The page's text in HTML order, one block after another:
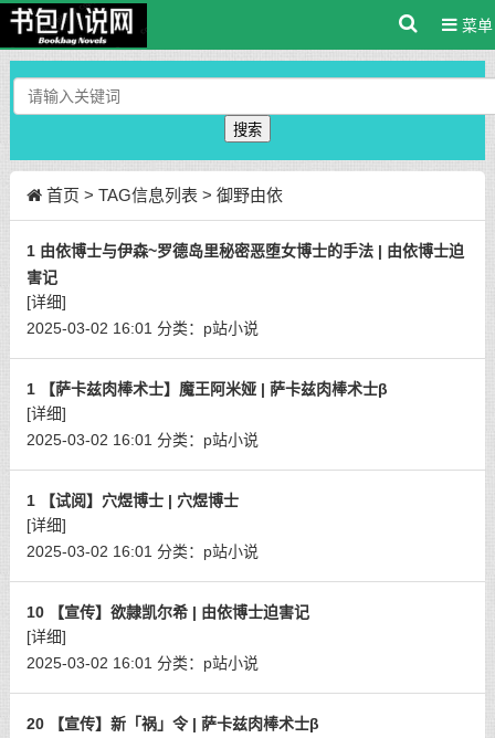
菜单
搜索
首页 > TAG信息列表 > 御野由依
1 由依博士与伊森~罗德岛里秘密恶堕女博士的手法 | 由依博士迫
害记
[详细]
2025-03-02 16:01 分类： p站小说
1 【萨卡兹肉棒术士】魔王阿米娅 | 萨卡兹肉棒术士β
[详细]
2025-03-02 16:01 分类： p站小说
1 【试阅】穴煜博士 | 穴煜博士
[详细]
2025-03-02 16:01 分类： p站小说
10 【宣传】欲隷凯尔希 | 由依博士迫害记
[详细]
2025-03-02 16:01 分类： p站小说
20 【宣传】新「祸」令 | 萨卡兹肉棒术士β